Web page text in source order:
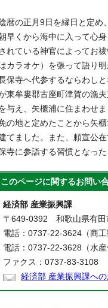
暦の正月9日を縁日と定め
早くから海中に入って心
れている神官によってお
はカラオケ）を張って語り
保寺へ代参するならわし
東牟婁郡古座町津賀の漁
与え、矢櫃浦に住まわせ
の地と定めたことから矢
てました。また、頼宣公
寺に参詣する習慣となった
このページに関するお問い
経済部 産業振興課
〒649-0392 和歌山県有田
電話：0737-22-3624（商工
電話：0737-22-3628（水産
ファクス：0737-83-3108
経済部 産業振興課へ